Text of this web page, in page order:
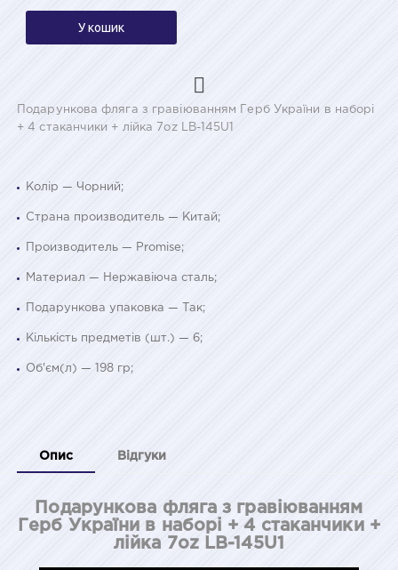
У кошик
Подарункова фляга з гравіюванням Герб України в наборі
+ 4 стаканчики + лійка 7oz LB-145U1
Колір — Чорний;
Страна производитель — Китай;
Производитель — Promise;
Материал — Нержавіюча сталь;
Подарункова упаковка — Так;
Кількість предметів (шт.) — 6;
Об'єм(л) — 198 гр;
Опис Відгуки
Подарункова фляга з гравіюванням
Герб України в наборі + 4 стаканчики +
лійка 7oz LB-145U1